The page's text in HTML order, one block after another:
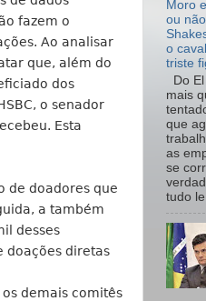
fazem o
Ao analisar
que, além do
dos
o senador
Esta
de doadores que
a também
desses
doações diretas
demais comitês
Moro
ou
o
triste
Do
mais
que
as
se
tudo